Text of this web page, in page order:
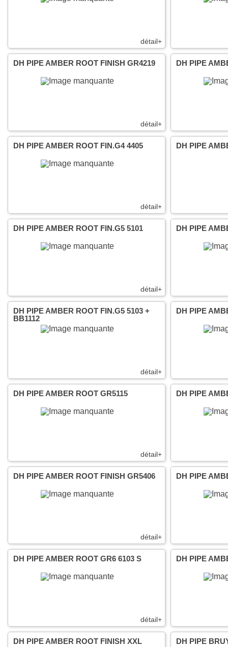
détail+
détail+
DH PIPE AMBER ROOT FINISH GR4219 DH PIPE
détail+
DH PIPE AMBER ROOT FIN.G4 4405 DH PIPE
détail+
DH PIPE AMBER ROOT FIN.G5 5101 DH PIPE
détail+
DH PIPE AMBER ROOT FIN.G5 5103 +
BB1112
DH PIPE
détail+
DH PIPE AMBER ROOT GR5115 DH PIPE
détail+
DH PIPE AMBER ROOT FINISH GR5406 DH PIPE
détail+
DH PIPE AMBER ROOT GR6 6103 S DH PIPE
DH PIPE AMBER ROOT FINISH XXL DH PIPE